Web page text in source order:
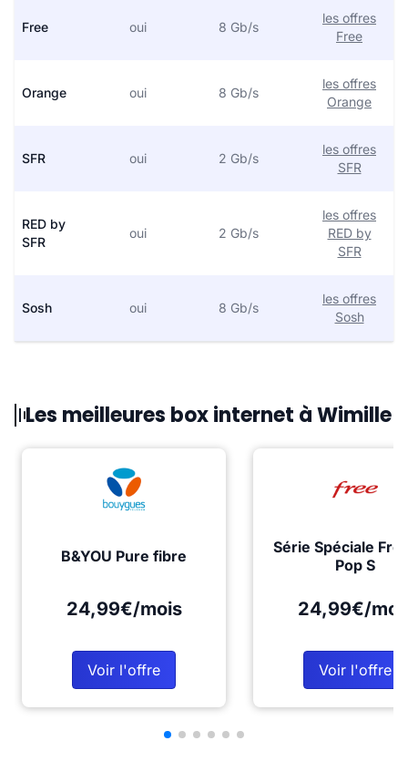
Free oui 8 Gb/s
les offres
Free
Orange oui 8 Gb/s
les offres
Orange
SFR oui 2 Gb/s
les offres
SFR
RED by
SFR
oui 2 Gb/s
les offres
RED by
SFR
Sosh oui 8 Gb/s
les offres
Sosh
Les meilleures box internet à Wimille
B&YOU Pure fibre
24,99€/mois
Voir l'offre
Série Spéciale
Pop S
24,99€/
Voir l'offre